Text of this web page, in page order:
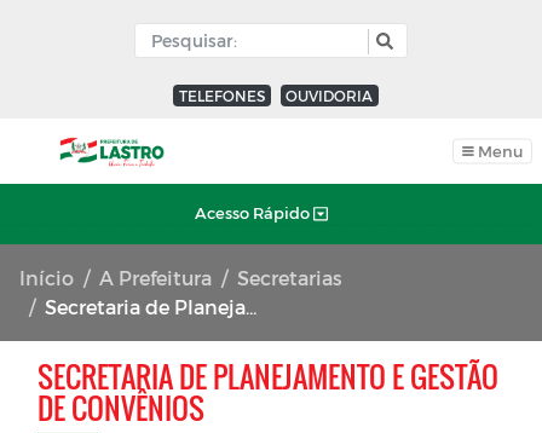
TELEFONES OUVIDORIA
Menu
Acesso Rápido
Início A Prefeitura
Secretarias
Secretaria de Planejamento e Gestão de Convênios
SECRETARIA DE PLANEJAMENTO E GESTÃO
DE CONVÊNIOS